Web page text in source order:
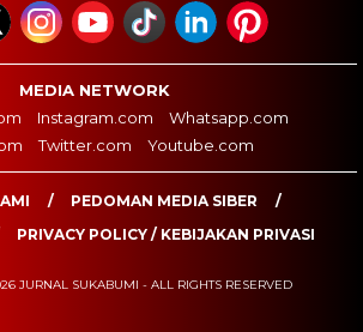
MEDIA NETWORK
Instagram.com
Whatsapp.com
Twitter.com Youtube.com
PEDOMAN MEDIA SIBER
PRIVACY POLICY / KEBIJAKAN PRIVASI
JURNAL SUKABUMI - ALL RIGHTS RESERVED